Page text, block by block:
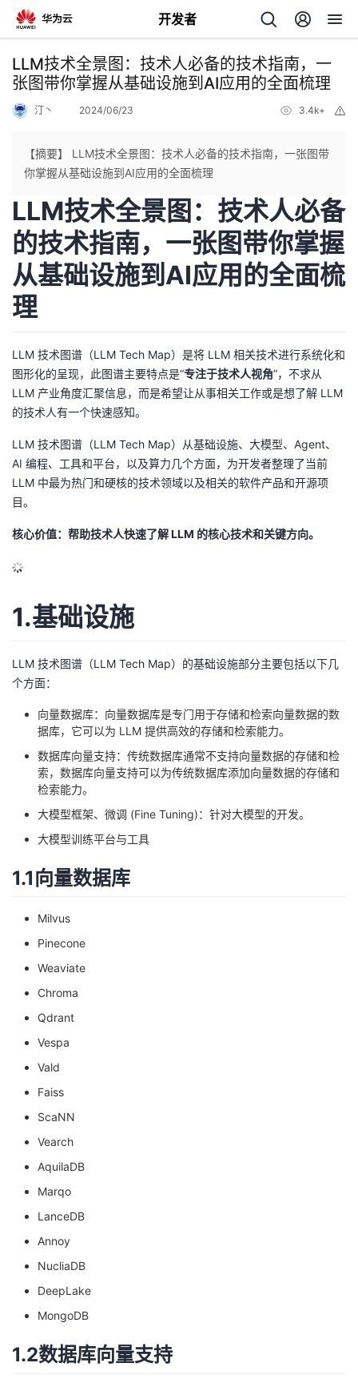
开发者
返
回
人
主
页
我
的
开
发
者
的
客
我
论
的
子
我
直
播
的
活
我
的
注
我
的
开
发
学
堂
我
课
程
的
认
我
的
验
我
收
藏
我
的
Programs
的
持
的
术
支
我
云
声
议
LLM技术全景图：技术人必备的技术指南，一
张图带你掌握从基础设施到AI应用的全面梳理
汀丶 2024/06/23 3.4k+
【摘要】 LLM技术全景图：技术人必备的技术指南，一张图带
你掌握从基础设施到AI应用的全面梳理
LLM技术全景图：技术人必备
的技术指南，一张图带你掌握
从基础设施到AI应用的全面梳
理
LLM 技术图谱（LLM Tech Map）是将 LLM 相关技术进行系统化和
图形化的呈现，此图谱主要特点是“专注于技术人视角”，不求从
LLM 产业角度汇聚信息，而是希望让从事相关工作或是想了解 LLM
的技术人有一个快速感知。
LLM 技术图谱（LLM Tech Map）从基础设施、大模型、Agent、
AI 编程、工具和平台，以及算力几个方面，为开发者整理了当前
LLM 中最为热门和硬核的技术领域以及相关的软件产品和开源项
目。
核心价值：帮助技术人快速了解 LLM 的核心技术和关键方向。
1.基础设施
LLM 技术图谱（LLM Tech Map）的基础设施部分主要包括以下几
个方面：
向量数据库：向量数据库是专门用于存储和检索向量数据的数
据库，它可以为 LLM 提供高效的存储和检索能力。
数据库向量支持：传统数据库通常不支持向量数据的存储和检
索，数据库向量支持可以为传统数据库添加向量数据的存储和
检索能力。
大模型框架、微调 (Fine Tuning)：针对大模型的开发。
大模型训练平台与工具
1.1向量数据库
Milvus
Pinecone
Weaviate
Chroma
Qdrant
Vespa
Vald
Faiss
ScaNN
Vearch
AquilaDB
Marqo
LanceDB
Annoy
NucliaDB
DeepLake
MongoDB
1.2数据库向量支持